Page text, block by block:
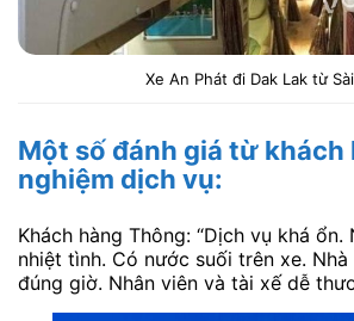
Xe An Phát đi Dak Lak từ
Một số đánh giá từ khách
nghiệm dịch vụ:
Khách hàng Thông: “Dịch vụ khá
nhiệt tình. Có nước suối trên xe.
đúng giờ. Nhân viên và tài xế dễ